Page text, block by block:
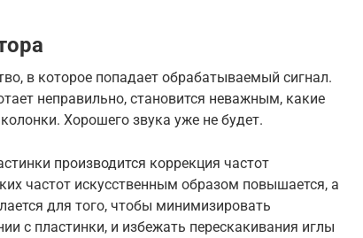
в которое попадает обрабатываемый сигнал.
неправильно, становится неважным, какие
Хорошего звука уже не будет.
производится коррекция частот
частот искусственным образом повышается, а
для того, чтобы минимизировать
с пластинки, и избежать перескакивания иглы